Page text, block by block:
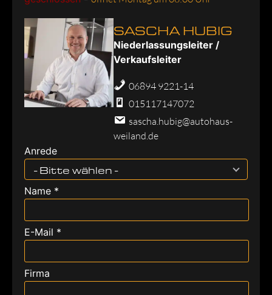
SASCHA HUBIG
Niederlassungsleiter /
Verkaufsleiter
06894 9221-14
015117147072
sascha.hubig@autohaus-
weiland.de
Anrede
- Bitte wählen -
Name *
E-Mail *
Firma